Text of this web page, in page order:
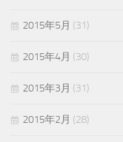
2015年5月 (31)
2015年4月 (30)
2015年3月 (31)
2015年2月 (28)